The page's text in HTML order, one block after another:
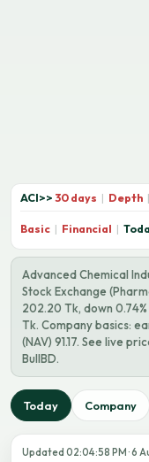
ACI>> 30 days | Depth |
Basic | Financial |
Advanced Chemical
Stock Exchange
202.20 Tk, down 0.74%
Tk. Company basics:
(NAV) 91.17. See live
BullBD.
Today Company
Updated 02:04:58 PM · 6